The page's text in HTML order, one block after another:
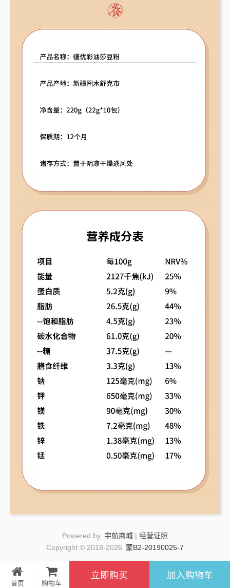
Powered by 宇航商城 | 经营证照
Copyright © 2018-2026 蒙B2-20190025-7
首页 购物车
立即购买 加入购物车